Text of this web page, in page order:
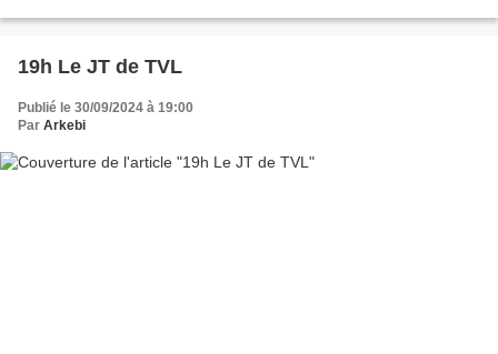
19h Le JT de TVL
Publié le 30/09/2024 à 19:00
Par Arkebi